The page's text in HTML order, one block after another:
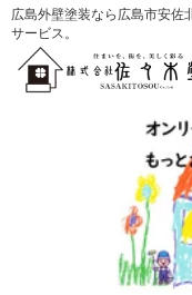
広島外壁塗装なら広島市安佐
サービス。